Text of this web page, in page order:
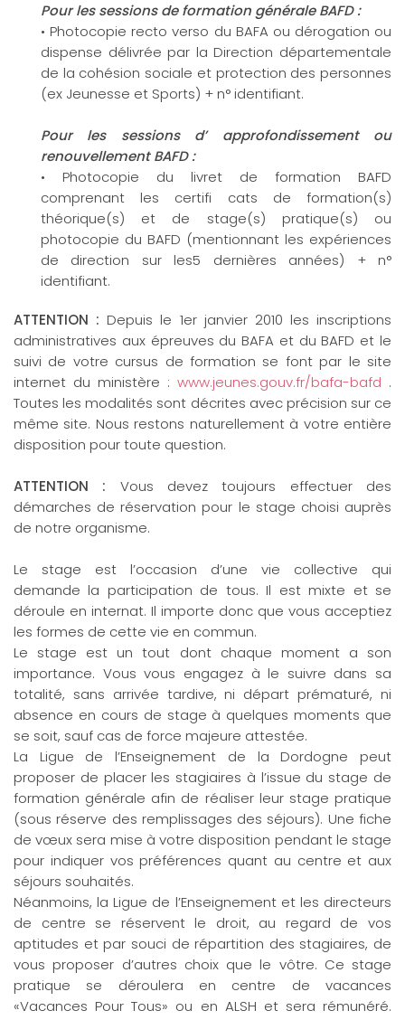
Pour les sessions de formation générale BAFD :
• Photocopie recto verso du BAFA ou dérogation ou
dispense délivrée par la Direction départementale
de la cohésion sociale et protection des personnes
(ex Jeunesse et Sports) + n° identifiant.
Pour les sessions d’ approfondissement ou
renouvellement BAFD :
• Photocopie du livret de formation BAFD
comprenant les certifi cats de formation(s)
théorique(s) et de stage(s) pratique(s) ou
photocopie du BAFD (mentionnant les expériences
de direction sur les5 dernières années) + n°
identifiant.
ATTENTION :Depuis le 1er janvier 2010 les inscriptions
administratives aux épreuves du BAFA et du BAFD et le
suivi de votre cursus de formation se font par le site
internet du ministère : www.jeunes.gouv.fr/bafa-bafd .
Toutes les modalités sont décrites avec précision sur ce
même site. Nous restons naturellement à votre entière
disposition pour toute question.
ATTENTION : Vous devez toujours effectuer des
démarches de réservation pour le stage choisi auprès
de notre organisme.
Le stage est l’occasion d’une vie collective qui
demande la participation de tous. Il est mixte et se
déroule en internat. Il importe donc que vous acceptiez
les formes de cette vie en commun.
Le stage est un tout dont chaque moment a son
importance. Vous vous engagez à le suivre dans sa
totalité, sans arrivée tardive, ni départ prématuré, ni
absence en cours de stage à quelques moments que
se soit, sauf cas de force majeure attestée.
La Ligue de l’Enseignement de la Dordogne peut
proposer de placer les stagiaires à l’issue du stage de
formation générale afin de réaliser leur stage pratique
(sous réserve des remplissages des séjours). Une fiche
de vœux sera mise à votre disposition pendant le stage
pour indiquer vos préférences quant au centre et aux
séjours souhaités.
Néanmoins, la Ligue de l’Enseignement et les directeurs
de centre se réservent le droit, au regard de vos
aptitudes et par souci de répartition des stagiaires, de
vous proposer d’autres choix que le vôtre. Ce stage
pratique se déroulera en centre de vacances
«Vacances Pour Tous» ou en ALSH et sera rémunéré.